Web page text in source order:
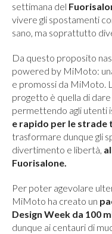
settimana del
vivere gli spostamenti
sano, ma soprattutto
Da questo proposito
powered by MiMoto:
e promossi da MiMoto.
progetto è quella di
permettendo agli utenti
e rapido per le
trasformare dunque gli
divertimento e libertà,
Fuorisalone.
Per poter agevolare
MiMoto ha creato un
Design Week da 100
dunque ai centauri di